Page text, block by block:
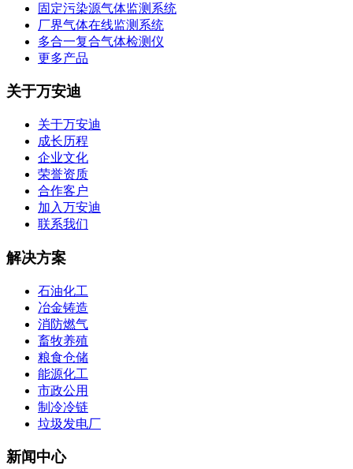
固定污染源气体监测系统
厂界气体在线监测系统
多合一复合气体检测仪
更多产品
关于万安迪
关于万安迪
成长历程
企业文化
荣誉资质
合作客户
加入万安迪
联系我们
解决方案
石油化工
冶金铸造
消防燃气
畜牧养殖
粮食仓储
能源化工
市政公用
制冷冷链
垃圾发电厂
新闻中心